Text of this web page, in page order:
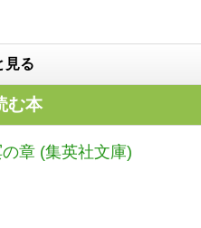
見る
む本
章 (集英社文庫)